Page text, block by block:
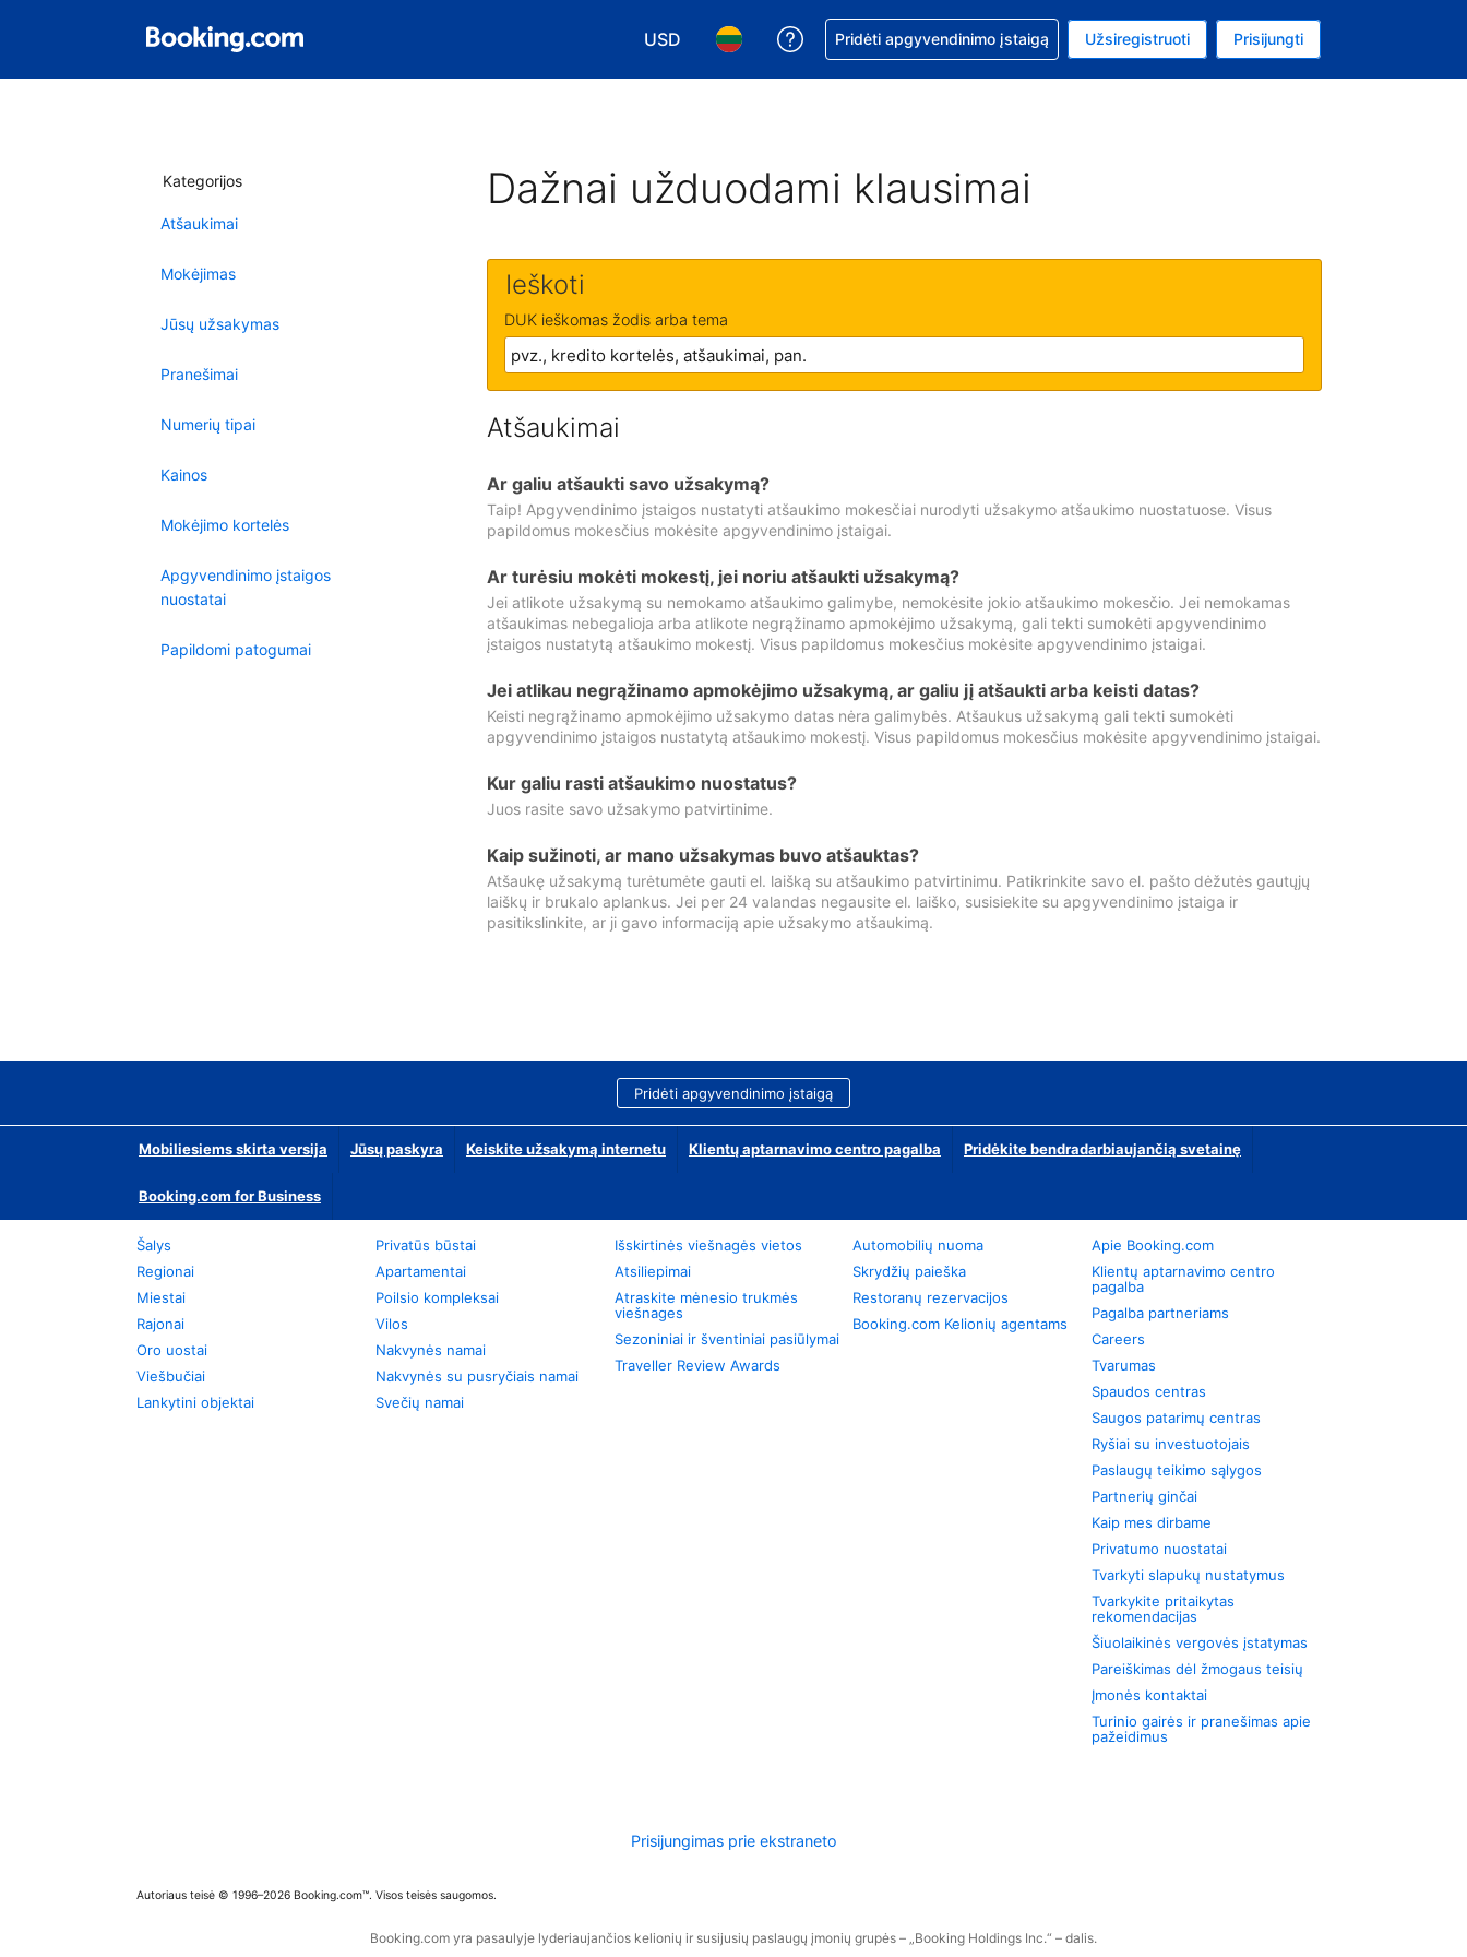
USD
Pasirinkite valiutą. Jūsų pasirinkta valiuta: Jungtinių Valstijų doleris
Pasirinkite kalbą. Jūsų pasirinkta kalba: Lietuvių
Pagalba dėl užsakymo
Pridėti apgyvendinimo įstaigą Užsiregistruoti Prisijungti
Kategorijos
Atšaukimai
Mokėjimas
Jūsų užsakymas
Pranešimai
Numerių tipai
Kainos
Mokėjimo kortelės
Apgyvendinimo įstaigos
nuostatai
Papildomi patogumai
Dažnai užduodami klausimai
Ieškoti
DUK ieškomas žodis arba tema
Atšaukimai
Ar galiu atšaukti savo užsakymą?
Taip! Apgyvendinimo įstaigos nustatyti atšaukimo mokesčiai nurodyti užsakymo atšaukimo nuostatuose. Visus
papildomus mokesčius mokėsite apgyvendinimo įstaigai.
Ar turėsiu mokėti mokestį, jei noriu atšaukti užsakymą?
Jei atlikote užsakymą su nemokamo atšaukimo galimybe, nemokėsite jokio atšaukimo mokesčio. Jei nemokamas
atšaukimas nebegalioja arba atlikote negrąžinamo apmokėjimo užsakymą, gali tekti sumokėti apgyvendinimo
įstaigos nustatytą atšaukimo mokestį. Visus papildomus mokesčius mokėsite apgyvendinimo įstaigai.
Jei atlikau negrąžinamo apmokėjimo užsakymą, ar galiu jį atšaukti arba keisti datas?
Keisti negrąžinamo apmokėjimo užsakymo datas nėra galimybės. Atšaukus užsakymą gali tekti sumokėti
apgyvendinimo įstaigos nustatytą atšaukimo mokestį. Visus papildomus mokesčius mokėsite apgyvendinimo įstaigai.
Kur galiu rasti atšaukimo nuostatus?
Juos rasite savo užsakymo patvirtinime.
Kaip sužinoti, ar mano užsakymas buvo atšauktas?
Atšaukę užsakymą turėtumėte gauti el. laišką su atšaukimo patvirtinimu. Patikrinkite savo el. pašto dėžutės gautųjų
laiškų ir brukalo aplankus. Jei per 24 valandas negausite el. laiško, susisiekite su apgyvendinimo įstaiga ir
pasitikslinkite, ar ji gavo informaciją apie užsakymo atšaukimą.
Pridėti apgyvendinimo įstaigą
Mobiliesiems skirta versija Jūsų paskyra Keiskite užsakymą internetu Klientų aptarnavimo centro pagalba Pridėkite bendradarbiaujančią svetainę
Booking.com for Business
Šalys
Regionai
Miestai
Rajonai
Oro uostai
Viešbučiai
Lankytini objektai
Privatūs būstai
Apartamentai
Poilsio kompleksai
Vilos
Nakvynės namai
Nakvynės su pusryčiais namai
Svečių namai
Išskirtinės viešnagės vietos
Atsiliepimai
Atraskite mėnesio trukmės
viešnages
Sezoniniai ir šventiniai pasiūlymai
Traveller Review Awards
Automobilių nuoma
Skrydžių paieška
Restoranų rezervacijos
Booking.com Kelionių agentams
Apie Booking.com
Klientų aptarnavimo centro
pagalba
Pagalba partneriams
Careers
Tvarumas
Spaudos centras
Saugos patarimų centras
Ryšiai su investuotojais
Paslaugų teikimo sąlygos
Partnerių ginčai
Kaip mes dirbame
Privatumo nuostatai
Tvarkyti slapukų nustatymus
Tvarkykite pritaikytas
rekomendacijas
Šiuolaikinės vergovės įstatymas
Pareiškimas dėl žmogaus teisių
Įmonės kontaktai
Turinio gairės ir pranešimas apie
pažeidimus
Prisijungimas prie ekstraneto
Autoriaus teisė © 1996–2026 Booking.com™. Visos teisės saugomos.
Booking.com yra pasaulyje lyderiaujančios kelionių ir susijusių paslaugų įmonių grupės – „Booking Holdings Inc.“ – dalis.